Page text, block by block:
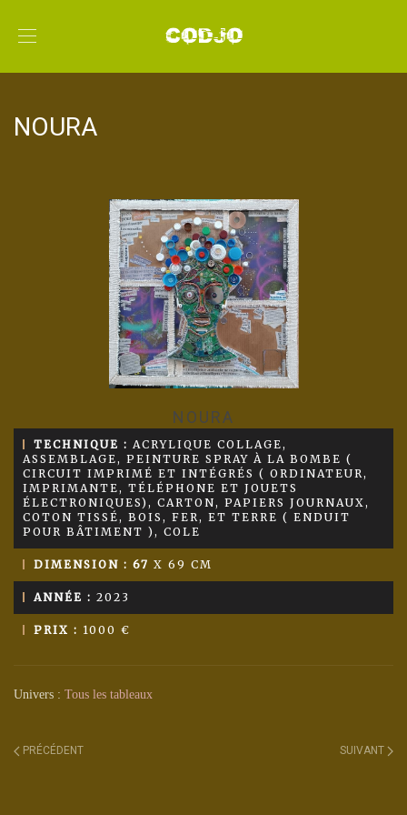
NOURA
NOURA
TECHNIQUE : ACRYLIQUE COLLAGE,
ASSEMBLAGE, PEINTURE SPRAY À LA BOMBE (
CIRCUIT IMPRIMÉ ET INTÉGRÉS ( ORDINATEUR,
IMPRIMANTE, TÉLÉPHONE ET JOUETS
ÉLECTRONIQUES), CARTON, PAPIERS JOURNAUX,
COTON TISSÉ, BOIS, FER, ET TERRE ( ENDUIT
POUR BÂTIMENT ), COLE
DIMENSION : 67 X 69 CM
ANNÉE : 2023
PRIX : 1000 €
Univers : Tous les tableaux
PRÉCÉDENT SUIVANT